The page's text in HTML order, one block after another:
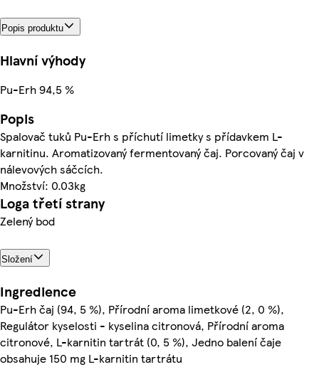
Popis produktu
Hlavní výhody
Pu-Erh 94,5 %
Popis
Spalovač tuků Pu-Erh s příchutí limetky s přídavkem L-
karnitinu. Aromatizovaný fermentovaný čaj. Porcovaný čaj v
nálevových sáčcích.
Množství: 0.03kg
Loga třetí strany
Zelený bod
Složení
Ingredience
Pu-Erh čaj (94, 5 %), Přírodní aroma limetkové (2, 0 %),
Regulátor kyselosti - kyselina citronová, Přírodní aroma
citronové, L-karnitin tartrát (0, 5 %), Jedno balení čaje
obsahuje 150 mg L-karnitin tartrátu